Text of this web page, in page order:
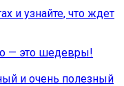
и узнайте, что ждет
— это шедевры!
и очень полезный